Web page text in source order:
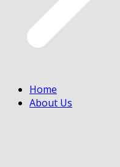
Home
About Us